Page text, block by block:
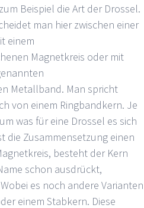
Beispiel die Art der Drossel.
man hier zwischen einer
einem
Magnetkreis oder mit
Metallband. Man spricht
von einem Ringbandkern. Je
was für eine Drossel es sich
die Zusammensetzung einen
besteht der Kern
schon ausdrückt,
es noch andere Varianten
einem Stabkern. Diese